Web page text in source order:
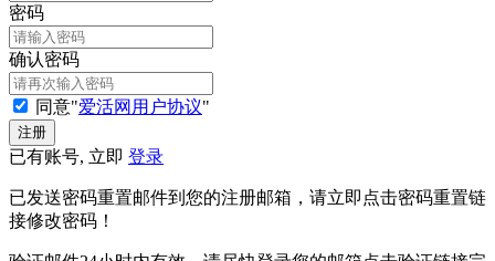
密码
确认密码
同意"爱活网用户协议"
已有账号, 立即 登录
已发送密码重置邮件到您的注册邮箱，请立即点击密码重置链
接修改密码！